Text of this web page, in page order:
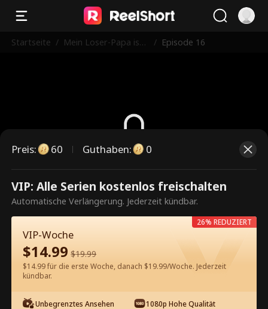
Startseite / Mein Loser-Papa ist
/ Episode 16
Dies ist eine kostenpflichtige
Episode. Bitte entsperren, um
weiterzusehen.
60Jetzt entsperren
Kostenlos in der App ansehen
Preis: 60 Guthaben: 0
VIP: Alle Serien kostenlos freischalten
Automatische Verlängerung. Jederzeit kündbar.
VIP-Woche
$14.99 $19.99
$14.99 für die erste Woche, danach $19.99/Woche. Jederzeit
kündbar.
Unbegrenztes Ansehen 1080p Hohe Qualität
26% REDUZIERT